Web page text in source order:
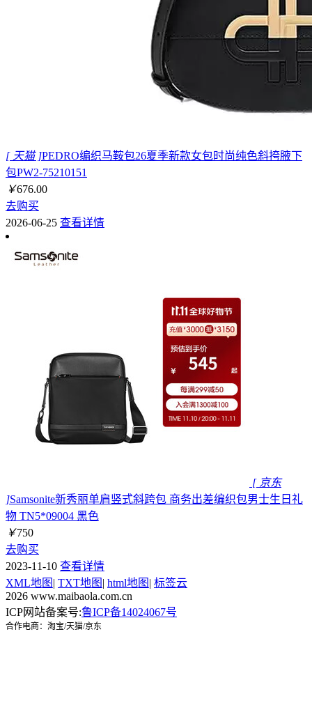
[ 天猫 ]PEDRO编织马鞍包26夏季新款女包时尚纯色斜挎腋下
包PW2-75210151
￥676.00
去购买
2026-06-25 查看详情
[ 京东
]Samsonite新秀丽单肩竖式斜跨包 商务出差编织包男士生日礼
物 TN5*09004 黑色
￥750
去购买
2023-11-10 查看详情
XML地图 | TXT地图 | html地图 | 标签云
2026 www.maibaola.com.cn
ICP网站备案号:鲁ICP备14024067号
合作电商：淘宝/天猫/京东